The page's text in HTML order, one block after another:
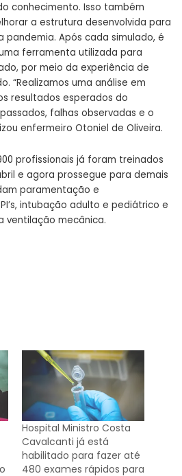
conhecimento. Isso também
a estrutura desenvolvida para
Após cada simulado, é
uma ferramenta utilizada para
por meio da experiência de
“Realizamos uma análise em
resultados esperados do
falhas observadas e o
enfermeiro Otoniel de Oliveira.
profissionais já foram treinados
e agora prossegue para demais
paramentação e
intubação adulto e pediátrico e
ventilação mecânica.
Hospital Ministro Costa
Cavalcanti já está
habilitado para fazer até
480 exames rápidos para